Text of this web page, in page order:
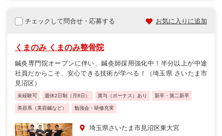
チェックして問合せ・応募する お気に入りに追加
くまのみ くまのみ整骨院
鍼灸専門院オープンに伴い、鍼灸師採用強化中！半分以上が中途
社員だからこそ、安心できる技術が学べる！（埼玉県 さいたま市
見沼区）
未経験可 週休2日制（月8日） 賞与（ボーナス）あり 新卒・第二新卒
美容系（美容鍼など） 勉強会・研修充実
埼玉県さいたま市見沼区東大宮